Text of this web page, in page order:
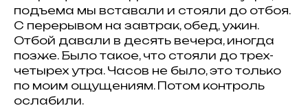
подъема мы вставали и стояли до отбоя.
С перерывом на завтрак, обед, ужин.
Отбой давали в десять вечера, иногда
позже. Было такое, что стояли до трех-
четырех утра. Часов не было, это только
по моим ощущениям. Потом контроль
ослабили.